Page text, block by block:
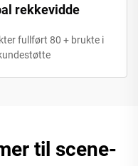
rekkevidde
fullført 80 + brukte i
til scene-